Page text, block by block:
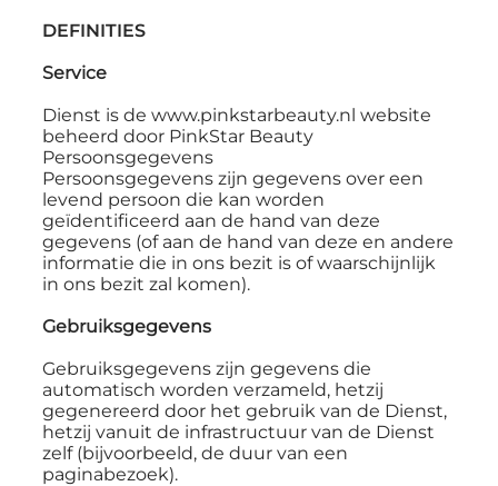
DEFINITIES
Service
Dienst is dewww.pinkstarbeauty.nl website
beheerd door PinkStar Beauty
Persoonsgegevens
Persoonsgegevens zijn gegevens over een
levend persoon die kan worden
geïdentificeerd aan de hand van deze
gegevens (of aan de hand van deze en andere
informatie die in ons bezit is of waarschijnlijk
in ons bezit zal komen).
Gebruiksgegevens
Gebruiksgegevens zijn gegevens die
automatisch worden verzameld, hetzij
gegenereerd door het gebruik van de Dienst,
hetzij vanuit de infrastructuur van de Dienst
zelf (bijvoorbeeld, de duur van een
paginabezoek).